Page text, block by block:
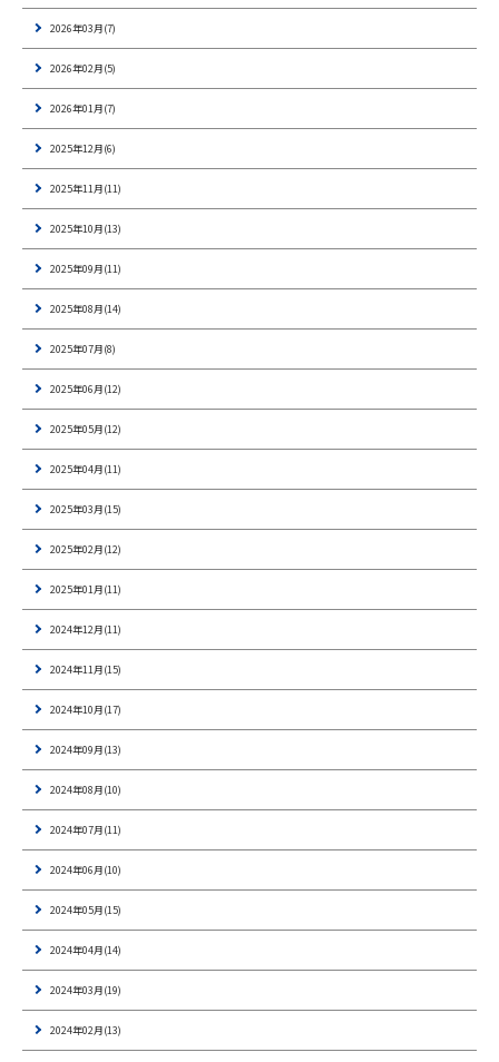
2026年03月(7)
2026年02月(5)
2026年01月(7)
2025年12月(6)
2025年11月(11)
2025年10月(13)
2025年09月(11)
2025年08月(14)
2025年07月(8)
2025年06月(12)
2025年05月(12)
2025年04月(11)
2025年03月(15)
2025年02月(12)
2025年01月(11)
2024年12月(11)
2024年11月(15)
2024年10月(17)
2024年09月(13)
2024年08月(10)
2024年07月(11)
2024年06月(10)
2024年05月(15)
2024年04月(14)
2024年03月(19)
2024年02月(13)